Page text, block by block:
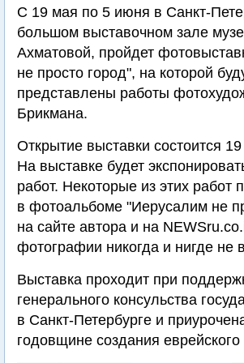
С 19 мая по 5 июня в Санкт-
большом выставочном зале
Ахматовой, пройдет
не просто город", на которой
представлены работы
Брикмана.
Открытие выставки состоится
На выставке будет
работ. Некоторые из этих работ
в фотоальбоме "Иерусалим не
на сайте автора и на
фотографии никогда и нигде не
Выставка проходит при
генерального консульства
в Санкт-Петербурге и
годовщине создания еврейского